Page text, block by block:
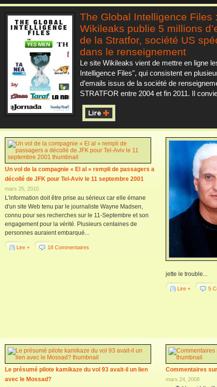
The Global Intelligence Files
Wikileaks publie 5 millions
de la Stratfor, société US
dans le renseignement
Le site Wikileaks vient de mettre en ligne
Intelligence Files", qui consistent en
d’emails issus de la société de
STRATFOR entre 2004 et fin 2011. Il
Un vol de la compagnie « El al » rempli de passagers a
décollé de JFK pour Tel-Aviv le 11 septembre 2001
mars 25, 2010
L'information doit être prise au sérieux car elle émane
d'un site Web tenu par le journaliste Wayne Madsen,
connu pour ses recherches sur le 11-Septembre et son
engagement pour la vérité. Plusieurs centaines de
personnes auraient embarqué...
Lire + 18 Commentaires
jette le trouble...
Lire + 5
Le présumé pilote kamikaze du vol 93 avait-il un lien
avec le Mossad?
Commentaires
mars 24, 2008